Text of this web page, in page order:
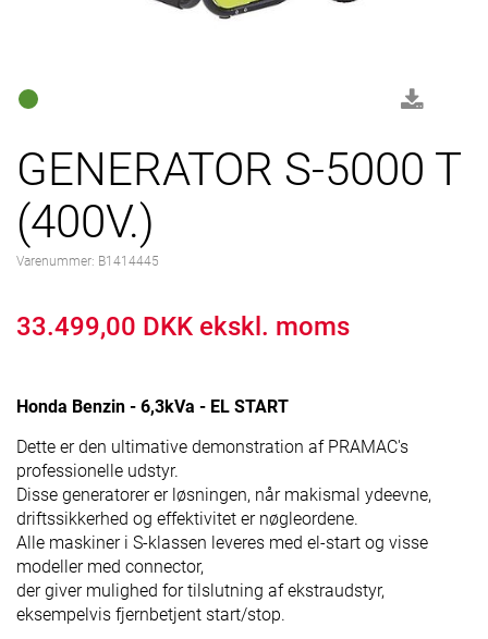
GENERATOR S-5000 T
(400V.)
Varenummer: B1414445
33.499,00 DKK ekskl. moms
Honda Benzin - 6,3kVa - EL START
Dette er den ultimative demonstration af PRAMAC's
professionelle udstyr.
Disse generatorer er løsningen, når makismal ydeevne,
driftssikkerhed og effektivitet er nøgleordene.
Alle maskiner i S-klassen leveres med el-start og visse
modeller med connector,
der giver mulighed for tilslutning af ekstraudstyr,
eksempelvis fjernbetjent start/stop.